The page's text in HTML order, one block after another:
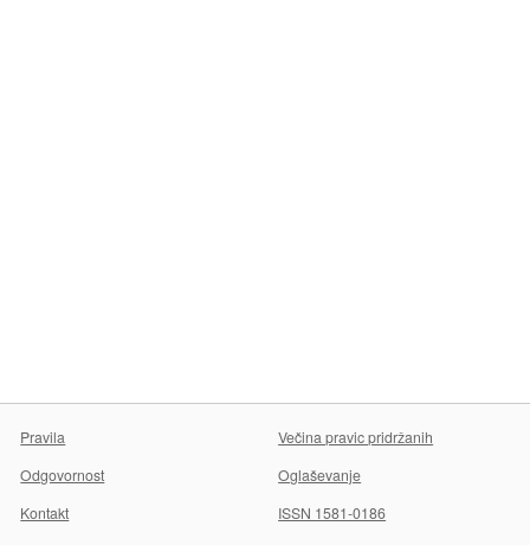
Pravila
Večina pravic pridržanih
Odgovornost
Oglaševanje
Kontakt
ISSN 1581-0186